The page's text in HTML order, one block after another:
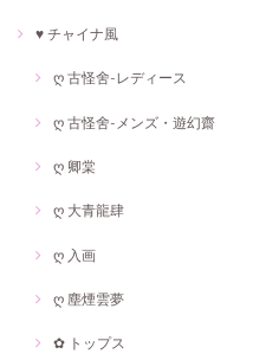
♥ チャイナ風
ღ 古怪舍-レディース
ღ 古怪舍-メンズ・遊幻齋
ღ 卿棠
ღ 大青龍肆
ღ 入画
ღ 塵煙雲夢
✿ トップス